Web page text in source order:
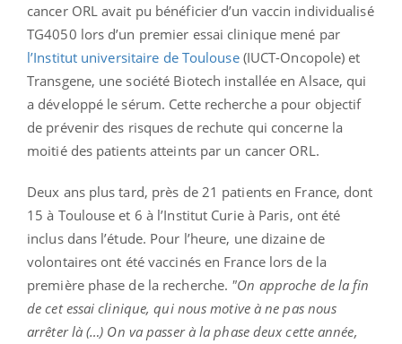
cancer ORL avait pu bénéficier d’un vaccin individualisé
TG4050 lors d’un premier essai clinique mené par
l’Institut universitaire de Toulouse(IUCT-Oncopole) et
Transgene, une société Biotech installée en Alsace, qui
a développé le sérum. Cette recherche a pour objectif
de prévenir des risques de rechute qui concerne la
moitié des patients atteints par un cancer ORL.
Deux ans plus tard, près de 21 patients en France, dont
15 à Toulouse et 6 à l’Institut Curie à Paris, ont été
inclus dans l’étude. Pour l’heure, une dizaine de
volontaires ont été vaccinés en France lors de la
première phase de la recherche. "On approche de la fin
de cet essai clinique, qui nous motive à ne pas nous
arrêter là (…) On va passer à la phase deux cette année,